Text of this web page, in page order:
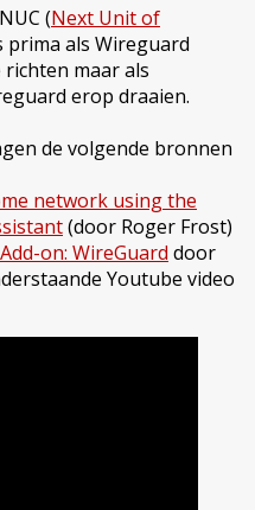
(Next Unit of
prima als Wireguard
maar als
erop draaien.
de volgende bronnen
network using the
(door Roger Frost)
on: WireGuard door
Youtube video